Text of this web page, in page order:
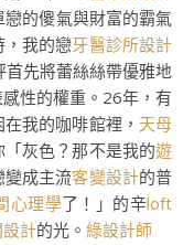
的傻氣與財富的霸氣
，我的戀牙醫診所設計
先將蕾絲絲帶優雅地
感性的權重。26年，有
我的咖啡館裡， 天母
灰色？那不是我的遊
成主流客變設計的普
心理學了！」的辛loft
計的光。 綠設計師